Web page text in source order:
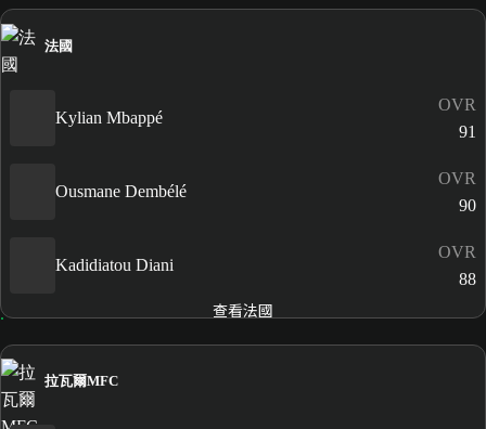
法國
Kylian Mbappé
OVR
91
Ousmane Dembélé
OVR
90
Kadidiatou Diani
OVR
88
查看法國
拉瓦爾MFC